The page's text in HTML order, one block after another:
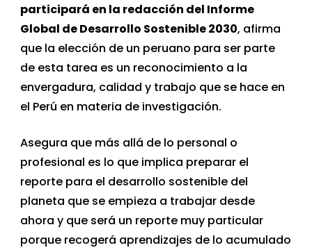
participará en la redacción del Informe
Global de Desarrollo Sostenible 2030, afirma
que la elección de un peruano para ser parte
de esta tarea es un reconocimiento a la
envergadura, calidad y trabajo que se hace en
el Perú en materia de investigación.
Asegura que más allá de lo personal o
profesional es lo que implica preparar el
reporte para el desarrollo sostenible del
planeta que se empieza a trabajar desde
ahora y que será un reporte muy particular
porque recogerá aprendizajes de lo acumulado